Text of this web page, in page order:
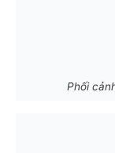
Phối